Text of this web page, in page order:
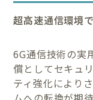
超高速通信環境
6G通信技術の実
償としてセキュ
ティ強化により